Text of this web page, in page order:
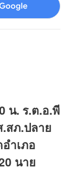
น. ร.ต.อ.พี
สภ.ปลาย
ำเภอ
นาย